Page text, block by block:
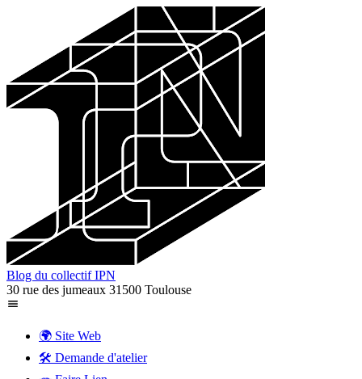
Blog du collectif IPN
30 rue des jumeaux 31500 Toulouse
🌍 Site Web
🛠️ Demande d'atelier